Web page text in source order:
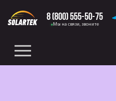
8 (800) 555-50-75
Мы на связи, звоните